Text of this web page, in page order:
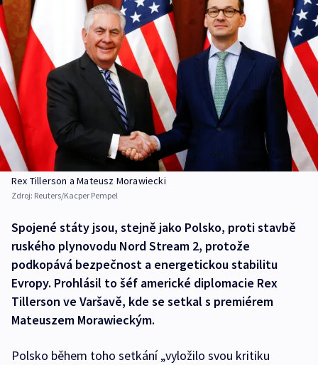
Rex Tillerson a Mateusz Morawiecki
Zdroj: Reuters/Kacper Pempel
Spojené státy jsou, stejně jako Polsko, proti stavbě
ruského plynovodu Nord Stream 2, protože
podkopává bezpečnost a energetickou stabilitu
Evropy. Prohlásil to šéf americké diplomacie Rex
Tillerson ve Varšavě, kde se setkal s premiérem
Mateuszem Morawieckým.
Polsko během toho setkání „vyložilo svou kritiku